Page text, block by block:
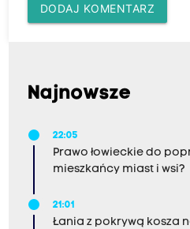
DODAJ KOMENTARZ
Najnowsze
22:05
Prawo łowieckie do
mieszkańcy miast i wsi?
21:01
Łania z pokrywą kosza